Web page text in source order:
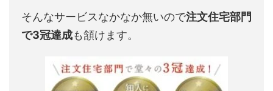
そんなサービスなかなか無いので注文住宅部門
で3冠達成も頷けます。